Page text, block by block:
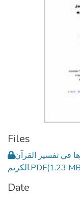
Files
في تفسير القرآن
الكريم.PDF(1.23
Date